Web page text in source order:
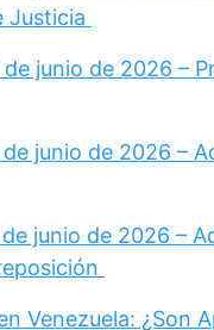
Justicia
de junio de 2026 –
junio de 2026 –
de junio de 2026 –
Venezuela: ¿Son